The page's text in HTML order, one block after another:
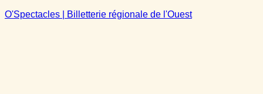
O'Spectacles | Billetterie régionale de l'Ouest